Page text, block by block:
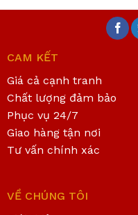
CAM KẾT
Giá cả cạnh tranh
Chất lượng đảm bảo
Phục vụ 24/7
Giao hàng tận nơi
Tư vấn chính xác
VỀ CHÚNG TÔI